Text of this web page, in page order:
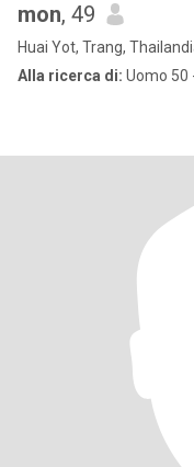
mon, 49
Huai Yot, Trang,
Alla ricerca di: Uomo 50